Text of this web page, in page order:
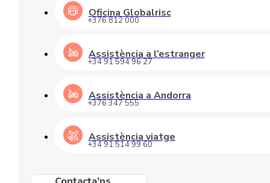
Oficina Globalrisc
+376 812 000
Assistència a l’estranger
+34 91 594 96 27
Assistència a Andorra
+376 347 555
Assistència viatge
+34 91 514 99 60